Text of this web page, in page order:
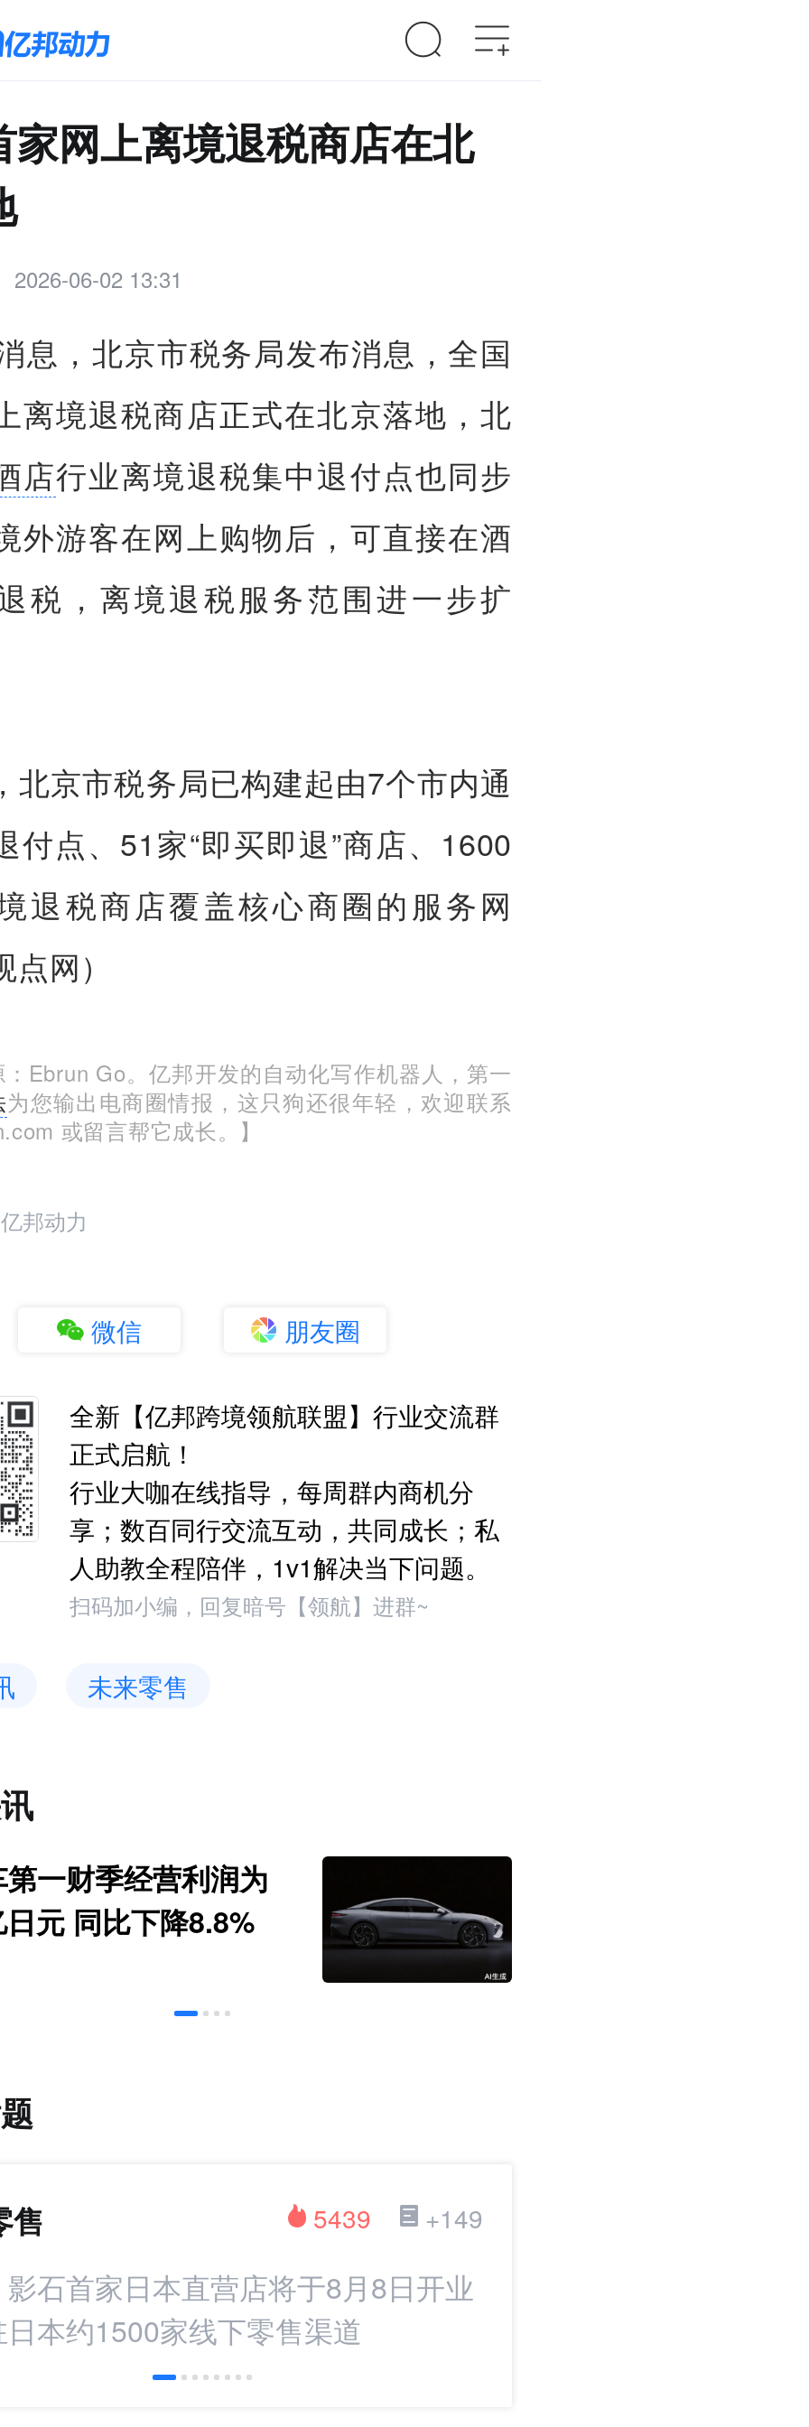
家网上离境退税商店在北
2026-06-02 13:31
息，北京市税务局发布消息，全国
离境退税商店正式在北京落地，北
店行业离境退税集中退付点也同步
外游客在网上购物后，可直接在酒
税，离境退税服务范围进一步扩
北京市税务局已构建起由7个市内通
付点、51家“即买即退”商店、1600
退税商店覆盖核心商圈的服务网
网）
Ebrun Go。亿邦开发的自动化写作机器人，第一
为您输出电商圈情报，这只狗还很年轻，欢迎联系
或留言帮它成长。】
邦动力
微信 朋友圈
全新【亿邦跨境领航联盟】行业交流群
正式启航！
行业大咖在线指导，每周群内商机分
享；数百同行交流互动，共同成长；私
人助教全程陪伴，1v1解决当下问题。
扫码加小编，回复暗号【领航】进群~
未来零售
一财季经营利润为
元 同比下降8.8%
售 +149
5439
石首家日本直营店将于8月8日开业
本约1500家线下零售渠道